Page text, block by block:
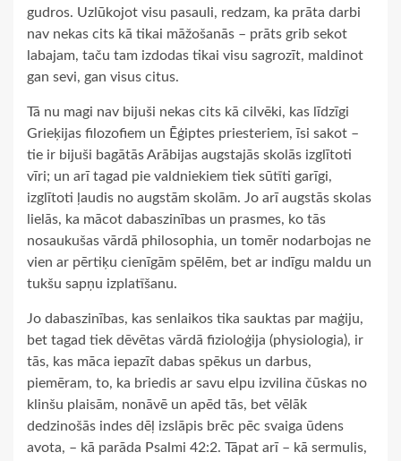
gudros. Uzlūkojot visu pasauli, redzam, ka prāta darbi
nav nekas cits kā tikai māžošanās – prāts grib sekot
labajam, taču tam izdodas tikai visu sagrozīt, maldinot
gan sevi, gan visus citus.
Tā nu magi nav bijuši nekas cits kā cilvēki, kas līdzīgi
Grieķijas filozofiem un Ēģiptes priesteriem, īsi sakot –
tie ir bijuši bagātās Arābijas augstajās skolās izglītoti
vīri; un arī tagad pie valdniekiem tiek sūtīti garīgi,
izglītoti ļaudis no augstām skolām. Jo arī augstās skolas
lielās, ka mācot dabaszinības un prasmes, ko tās
nosaukušas vārdā philosophia, un tomēr nodarbojas ne
vien ar pērtiķu cienīgām spēlēm, bet ar indīgu maldu un
tukšu sapņu izplatīšanu.
Jo dabaszinības, kas senlaikos tika sauktas par maģiju,
bet tagad tiek dēvētas vārdā fizioloģija (physiologia), ir
tās, kas māca iepazīt dabas spēkus un darbus,
piemēram, to, ka briedis ar savu elpu izvilina čūskas no
klinšu plaisām, nonāvē un apēd tās, bet vēlāk
dedzinošās indes dēļ izslāpis brēc pēc svaiga ūdens
avota, – kā parāda Psalmi 42:2. Tāpat arī – kā sermulis,